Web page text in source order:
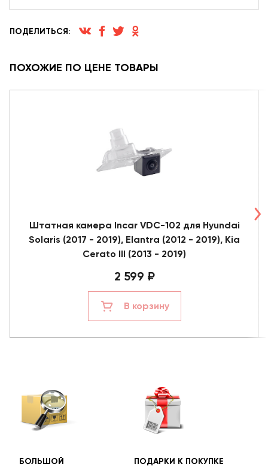
ПОДЕЛИТЬСЯ:
ПОХОЖИЕ ПО ЦЕНЕ ТОВАРЫ
Штатная камера Incar VDC-102 для Hyundai
Solaris (2017 - 2019), Elantra (2012 - 2019), Kia
Cerato III (2013 - 2019)
2 599 ₽
В корзину
БОЛЬШОЙ
ПОДАРКИ К ПОКУПКЕ